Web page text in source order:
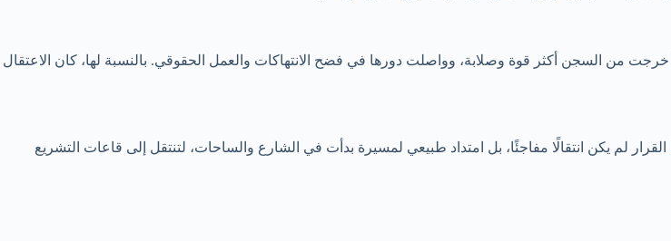
من السجن أكثر قوة وصلابة، وواصلت دورها في فضح الانتهاكات والعمل الحقوقي. بالنسبة لها، كان الاعتقال
لم يكن انتقالًا مفاجئًا، بل امتداد طبيعي لمسيرة بدأت في الشارع والساحات، لتنتقل إلى قاعات التشريع